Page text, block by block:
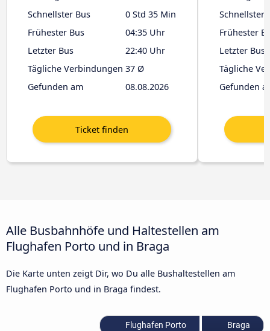
Schnellster Bus
0 Std 35 Min
Frühester Bus
04:35 Uhr
Letzter Bus
22:40 Uhr
Tägliche Verbindungen 37 Ø
Gefunden am
08.08.2026
Schnellster
Frühester
Letzter Bus
Tägliche
Gefunden
Alle Busbahnhöfe und Haltestellen am
Flughafen Porto und in Braga
Die Karte unten zeigt Dir, wo Du alle Bushaltestellen am
Flughafen Porto und in Braga findest.
Flughafen Porto Braga